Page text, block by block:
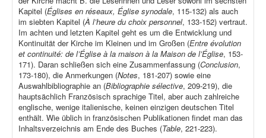
Kapitel (Églises en réseaux, Église synodale, 115-132) als auch
im siebten Kapitel (À l’heure du choix personnel, 133-152) vertraut.
Im achten und letzten Kapitel geht es um die Entwicklung und
Kontinuität der Kirche im Kleinen und im Großen (Entre évolution
et continuité: de l’Église à la maison à la Maison de l’Église, 153-
171). Daran schließen sich eine Zusammenfassung (Conclusion,
173-180), die Anmerkungen (Notes, 181-207) sowie eine
Auswahlbibliographie an (Bibliographie sélective, 209-219), die
hauptsächlich Französisch sprachige Titel, aber auch zahlreiche
englische, wenige italienische, keinen einzigen deutschen Titel
enthält. Wie üblich in französischen Publikationen findet man das
Inhaltsverzeichnis am Ende des Buches (Table, 221-223).